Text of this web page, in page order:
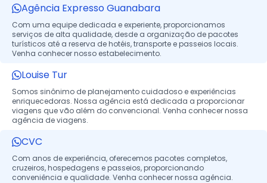
Agência Expresso Guanabara
Com uma equipe dedicada e experiente, proporcionamos
serviços de alta qualidade, desde a organização de pacotes
turísticos até a reserva de hotéis, transporte e passeios locais.
Venha conhecer nosso estabelecimento.
Louise Tur
Somos sinônimo de planejamento cuidadoso e experiências
enriquecedoras. Nossa agência está dedicada a proporcionar
viagens que vão além do convencional. Venha conhecer nossa
agência de viagens.
CVC
Com anos de experiência, oferecemos pacotes completos,
cruzeiros, hospedagens e passeios, proporcionando
conveniência e qualidade. Venha conhecer nossa agência.